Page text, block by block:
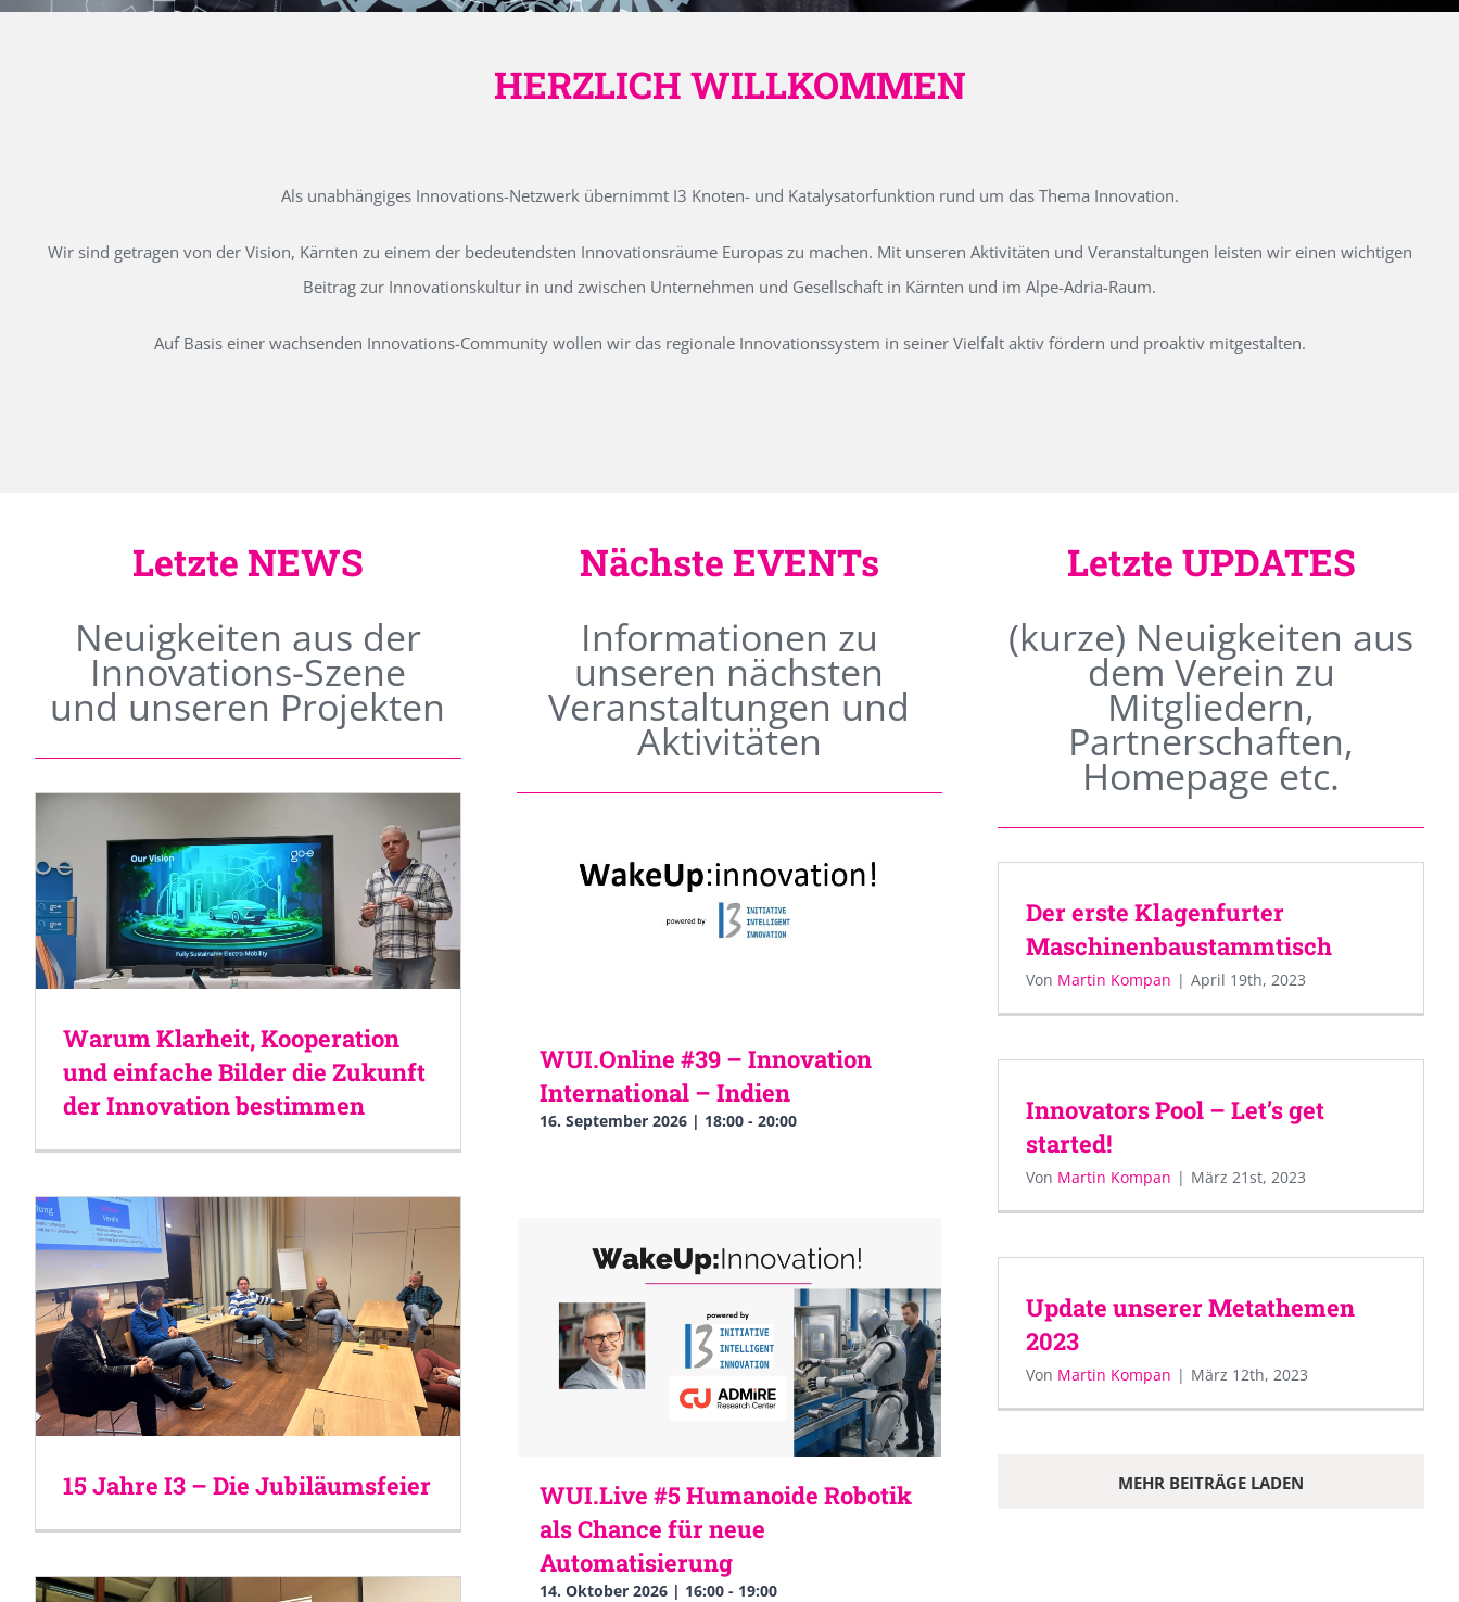
HERZLICH WILLKOMMEN
Als unabhängiges Innovations-Netzwerk übernimmt I3 Knoten- und Katalysatorfunktion rund um das Thema Innovation.
Wir sind getragen von der Vision, Kärnten zu einem der bedeutendsten Innovationsräume Europas zu machen. Mit unseren Aktivitäten und Veranstaltungen leisten wir einen wichtigen
Beitrag zur Innovationskultur in und zwischen Unternehmen und Gesellschaft in Kärnten und im Alpe-Adria-Raum.
Auf Basis einer wachsenden Innovations-Community wollen wir das regionale Innovationssystem in seiner Vielfalt aktiv fördern und proaktiv mitgestalten.
Letzte NEWS
Neuigkeiten aus der
Innovations-Szene
und unseren Projekten
Warum Klarheit, Kooperation
und einfache Bilder die Zukunft
der Innovation bestimmen
15 Jahre I3 – Die Jubiläumsfeier
Nächste EVENTs
Informationen zu
unseren nächsten
Veranstaltungen und
Aktivitäten
WUI.Online #39 – Innovation
International – Indien
16. September 2026 | 18:00- 20:00
WUI.Live #5 Humanoide Robotik
als Chance für neue
Automatisierung
14. Oktober 2026 | 16:00- 19:00
Letzte UPDATES
(kurze) Neuigkeiten aus
dem Verein zu
Mitgliedern,
Partnerschaften,
Homepage etc.
Der erste Klagenfurter
Maschinenbaustammtisch
Von Martin Kompan | April 19th, 2023
Innovators Pool – Let’s get
started!
Von Martin Kompan | März 21st, 2023
Update unserer Metathemen
2023
Von Martin Kompan | März 12th, 2023
MEHR BEITRÄGE LADEN